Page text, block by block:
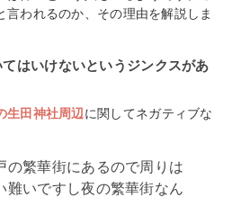
言われるのか、その理由を解説しま
はいけないというジンクスがあ
生田神社周辺に関してネガティブな
の繁華街にあるので周りは
難いですし夜の繁華街なん